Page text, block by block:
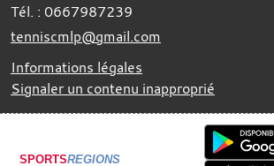
Tél. : 0667987239
tenniscmlp@gmail.com
Informations légales
Signaler un contenu inapproprié
SPORTSREGIONS